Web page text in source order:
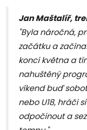
Jan Maštalíř,
"Byla náročná,
začátku a
konci května a
nahuštěný
víkend buď
nebo U18, hráči
odpočinout a